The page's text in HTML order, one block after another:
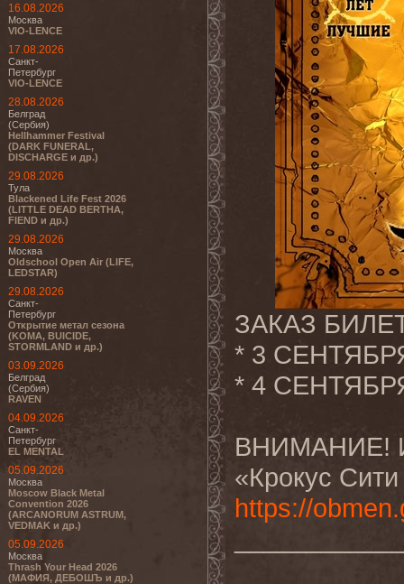
16.08.2026
Москва
VIO-LENCE
17.08.2026
Санкт-
Петербург
VIO-LENCE
28.08.2026
Белград
(Сербия)
Hellhammer Festival
(DARK FUNERAL,
DISCHARGE и др.)
29.08.2026
Тула
Blackened Life Fest 2026
(LITTLE DEAD BERTHA,
FIEND и др.)
29.08.2026
Москва
Oldschool Open Air (LIFE,
LEDSTAR)
29.08.2026
Санкт-
Петербург
Открытие метал сезона
(KOMA, BUICIDE,
STORMLAND и др.)
03.09.2026
Белград
(Сербия)
RAVEN
04.09.2026
Санкт-
Петербург
EL MENTAL
05.09.2026
Москва
Moscow Black Metal
Convention 2026
(ARCANORUM ASTRUM,
VEDMAK и др.)
05.09.2026
Москва
Thrash Your Head 2026
(МАФИЯ, ДЕБОШЪ и др.)
ЗАКАЗ
* 3
* 4
ВНИМАНИЕ!
«Крокус
https://